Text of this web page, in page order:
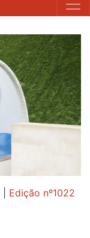
Edição nº1022